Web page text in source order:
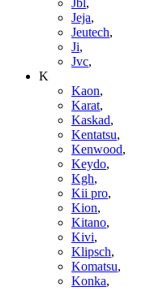
Jeja,
Jeutech,
Ji,
Jvc,
K
Kaon,
Karat,
Kaskad,
Kentatsu,
Kenwood,
Keydo,
Kgh,
Kii pro,
Kion,
Kitano,
Kivi,
Klipsch,
Komatsu,
Konka,